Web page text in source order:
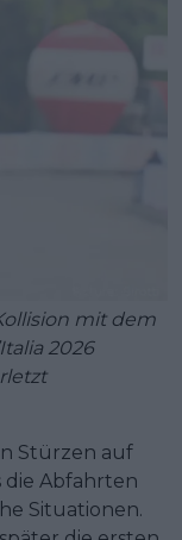
mit dem
2026
Stürzen auf
die Abfahrten
Situationen.